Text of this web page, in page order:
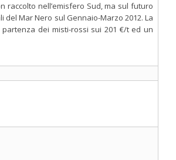
nell’emisfero Sud, ma sul futuro
del Mar Nero sul Gennaio-Marzo 2012. La
partenza dei misti-rossi sui 201 €/t ed un